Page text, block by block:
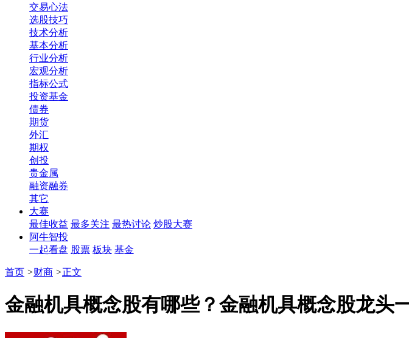
交易心法
选股技巧
技术分析
基本分析
行业分析
宏观分析
指标公式
投资基金
债券
期货
外汇
期权
创投
贵金属
融资融券
其它
大赛
最佳收益 最多关注 最热讨论 炒股大赛
阿牛智投
一起看盘 股票 板块 基金
首页 >财商 >正文
金融机具概念股有哪些？金融机具概念股龙头